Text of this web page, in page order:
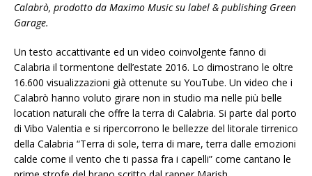
Calabrò, prodotto da Maximo Music su label & publishing Green
Garage.
Un testo accattivante ed un video coinvolgente fanno di
Calabria il tormentone dell’estate 2016. Lo dimostrano le oltre
16.600 visualizzazioni già ottenute su YouTube. Un video che i
Calabrò hanno voluto girare non in studio ma nelle più belle
location naturali che offre la terra di Calabria. Si parte dal porto
di Vibo Valentia e si ripercorrono le bellezze del litorale tirrenico
della Calabria “Terra di sole, terra di mare, terra dalle emozioni
calde come il vento che ti passa fra i capelli” come cantano le